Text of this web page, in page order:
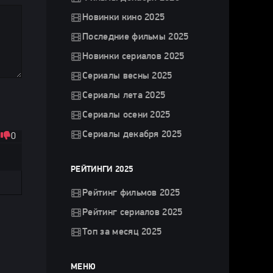
0
Новинки кино 2025
Последние фильмы 2025
Новинки сериалов 2025
Сериалы весны 2025
Сериалы лета 2025
Сериалы осени 2025
Сериалы декабря 2025
РЕЙТИНГИ 2025
Рейтинг фильмов 2025
Рейтинг сериалов 2025
Топ за месяц 2025
МЕНЮ